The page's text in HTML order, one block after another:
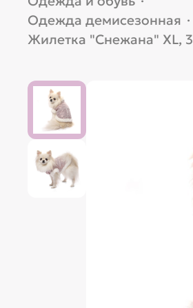
Одежда демисезонная ·
Жилетка "Снежана" XL,